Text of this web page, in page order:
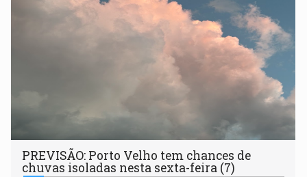
PREVISÃO: Porto Velho tem chances de
chuvas isoladas nesta sexta-feira (7)